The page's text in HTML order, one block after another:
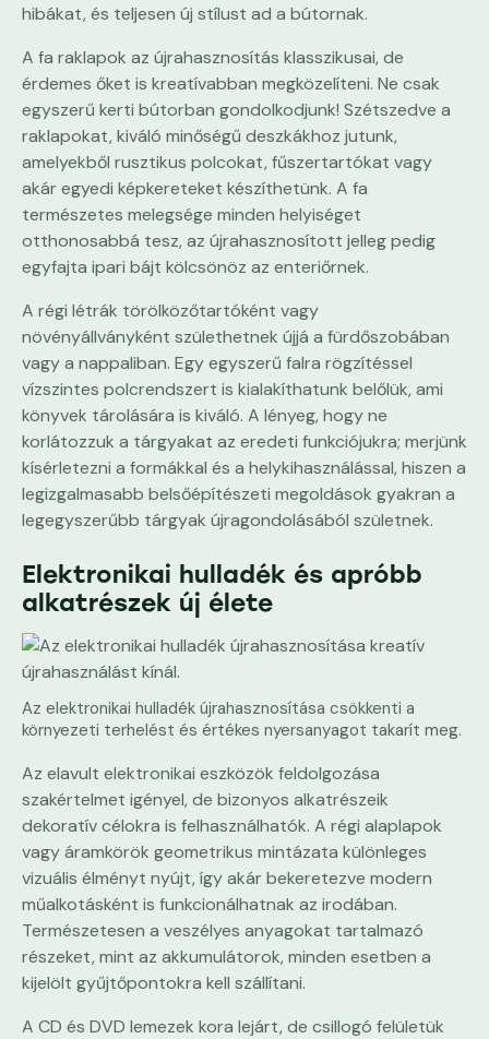
hibákat, és teljesen új stílust ad a bútornak.
A fa raklapok az újrahasznosítás klasszikusai, de
érdemes őket is kreatívabban megközelíteni. Ne csak
egyszerű kerti bútorban gondolkodjunk! Szétszedve a
raklapokat, kiváló minőségű deszkákhoz jutunk,
amelyekből rusztikus polcokat, fűszertartókat vagy
akár egyedi képkereteket készíthetünk. A fa
természetes melegsége minden helyiséget
otthonosabbá tesz, az újrahasznosított jelleg pedig
egyfajta ipari bájt kölcsönöz az enteriőrnek.
A régi létrák törölközőtartóként vagy
növényállványként születhetnek újjá a fürdőszobában
vagy a nappaliban. Egy egyszerű falra rögzítéssel
vízszintes polcrendszert is kialakíthatunk belőlük, ami
könyvek tárolására is kiváló. A lényeg, hogy ne
korlátozzuk a tárgyakat az eredeti funkciójukra; merjünk
kísérletezni a formákkal és a helykihasználással, hiszen a
legizgalmasabb belsőépítészeti megoldások gyakran a
legegyszerűbb tárgyak újragondolásából születnek.
Elektronikai hulladék és apróbb
alkatrészek új élete
Az elektronikai hulladék újrahasznosítása csökkenti a
környezeti terhelést és értékes nyersanyagot takarít meg.
Az elavult elektronikai eszközök feldolgozása
szakértelmet igényel, de bizonyos alkatrészeik
dekoratív célokra is felhasználhatók. A régi alaplapok
vagy áramkörök geometrikus mintázata különleges
vizuális élményt nyújt, így akár bekeretezve modern
műalkotásként is funkcionálhatnak az irodában.
Természetesen a veszélyes anyagokat tartalmazó
részeket, mint az akkumulátorok, minden esetben a
kijelölt gyűjtőpontokra kell szállítani.
A CD és DVD lemezek kora lejárt, de csillogó felületük